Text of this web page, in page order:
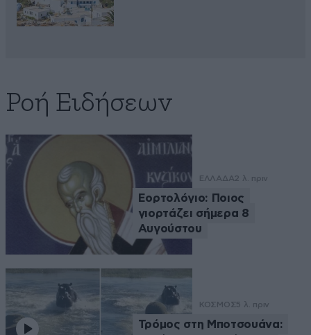
Ροή Ειδήσεων
ΕΛΛΑΔΑ2 λ. πριν
Εορτολόγιο: Ποιος
γιορτάζει σήμερα 8
Αυγούστου
ΚΟΣΜΟΣ5 λ. πριν
Τρόμος στη Μποτσουάνα: